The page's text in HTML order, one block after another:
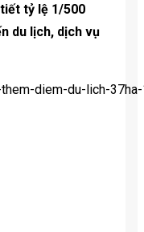
tỷ lệ 1/500
du lịch, dịch vụ